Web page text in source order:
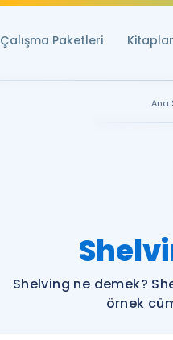
Çalışma Paketleri
Ana
Shelving ne demek?
örnek